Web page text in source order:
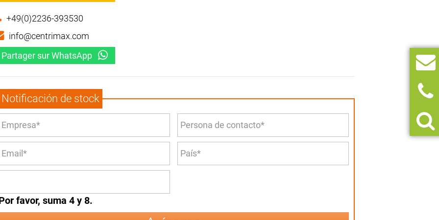
+49(0)2236-393530
info@centrimax.com
Partager sur WhatsApp
Notificación de stock
favor, suma 4 y 8.